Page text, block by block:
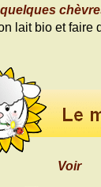
lait bio et faire
Voir